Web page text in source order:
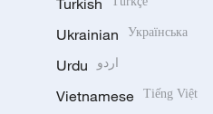
Turkish
Ukrainian Українська
Urdu اردو
Vietnamese Tiếng Việt